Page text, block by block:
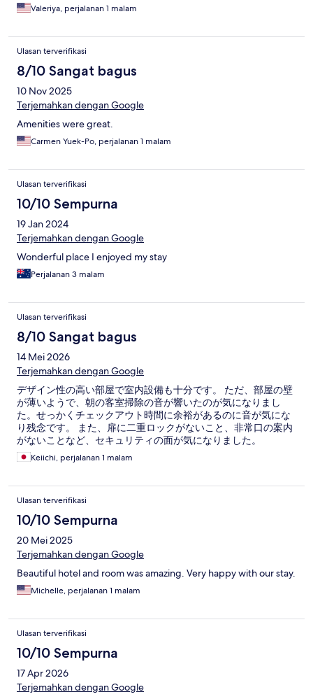
Valeriya, perjalanan 1 malam
Ulasan terverifikasi
8/10 Sangat bagus
10 Nov 2025
Terjemahkan dengan Google
Amenities were great.
Carmen Yuek-Po, perjalanan 1 malam
Ulasan terverifikasi
10/10 Sempurna
19 Jan 2024
Terjemahkan dengan Google
Wonderful place I enjoyed my stay
Perjalanan 3 malam
Ulasan terverifikasi
8/10 Sangat bagus
14 Mei 2026
Terjemahkan dengan Google
デザイン性の高い部屋で室内設備も十分です。 ただ、部屋の壁
が薄いようで、朝の客室掃除の音が響いたのが気になりまし
た。せっかくチェックアウト時間に余裕があるのに音が気にな
り残念です。 また、扉に二重ロックがないこと、非常口の案内
がないことなど、セキュリティの面が気になりました。
Keiichi, perjalanan 1 malam
Ulasan terverifikasi
10/10 Sempurna
20 Mei 2025
Terjemahkan dengan Google
Beautiful hotel and room was amazing. Very happy with our stay.
Michelle, perjalanan 1 malam
Ulasan terverifikasi
10/10 Sempurna
17 Apr 2026
Terjemahkan dengan Google